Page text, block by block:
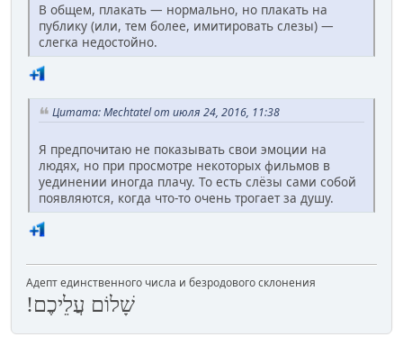
В общем, плакать — нормально, но плакать на
публику (или, тем более, имитировать слезы) —
слегка недостойно.
Цитата: Mechtatel от июля 24, 2016, 11:38
Я предпочитаю не показывать свои эмоции на
людях, но при просмотре некоторых фильмов в
уединении иногда плачу. То есть слёзы сами собой
появляются, когда что-то очень трогает за душу.
Адепт единственного числа и безродового склонения
שָׁלוֹם עֲלֵיכֶם!